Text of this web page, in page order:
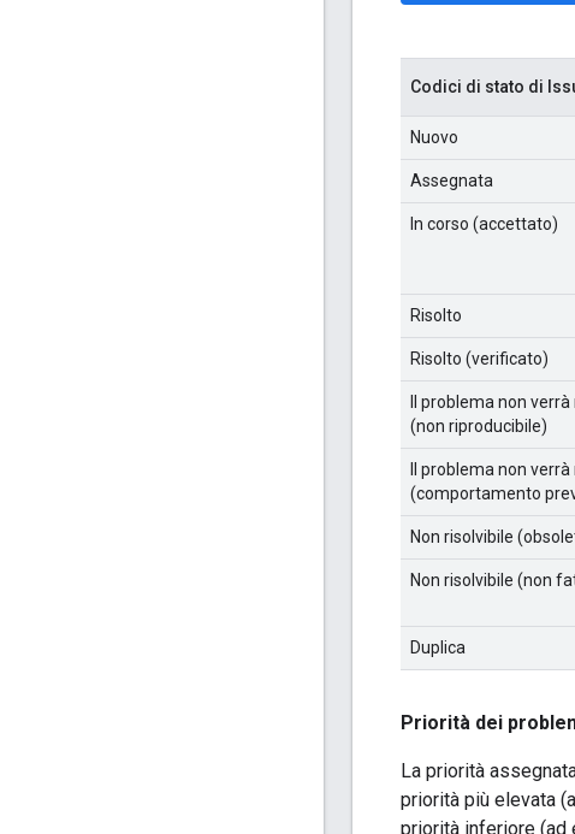
Codici di stato di
Nuovo
Assegnata
In corso (accettato)
Risolto
Risolto (verificato)
Il problema non
(non riproducibile)
Il problema non
(comportamento
Non risolvibile
Non risolvibile (non
Duplica
Priorità dei
La priorità
priorità più elevata
priorità inferiore (ad